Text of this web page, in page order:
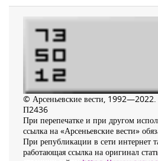
© Арсеньевские вести, 1992—2022.
П2436
При перепечатке и при другом
ссылка на «Арсеньевские вести»
При републикации в сети интернет
работающая ссылка на оригинал